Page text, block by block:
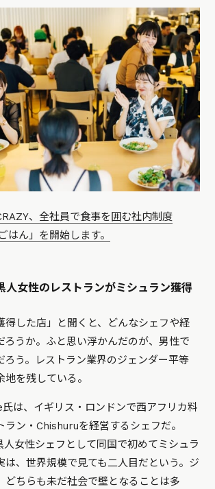
、全社員で食事を囲む社内制度
はん」を開始します。
人女性のレストランがミシュラン獲得
得した店」と聞くと、どんなシェフや経
ろうか。ふと思い浮かんだのが、男性で
ろう。レストラン業界のジェンダー平等
を残している。
は、イギリス・ロンドンで西アフリカ料
ラン・Chishuruを経営するシェフだ。
女性シェフとして同国で初めてミシュラ
は、世界規模で見ても二人目だという。ジ
どちらも未だ社会で壁となることは多